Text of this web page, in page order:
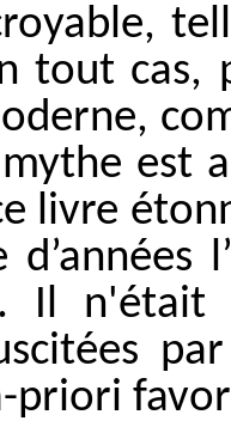
tout cas,
est
livre
Il
priori